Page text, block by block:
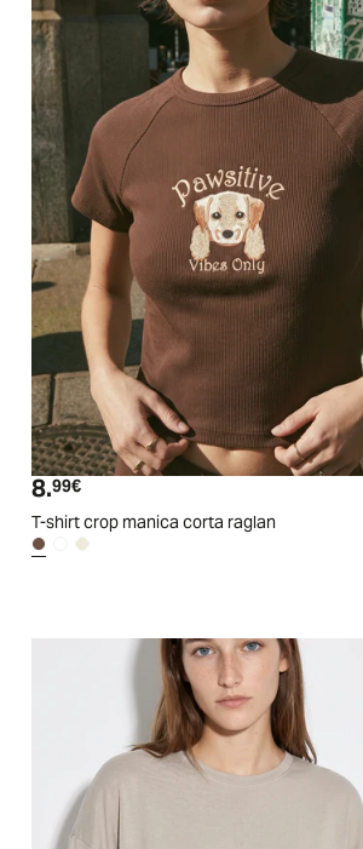
S
Prezzo attuale
8.99€
T-shirt crop manica corta raglan